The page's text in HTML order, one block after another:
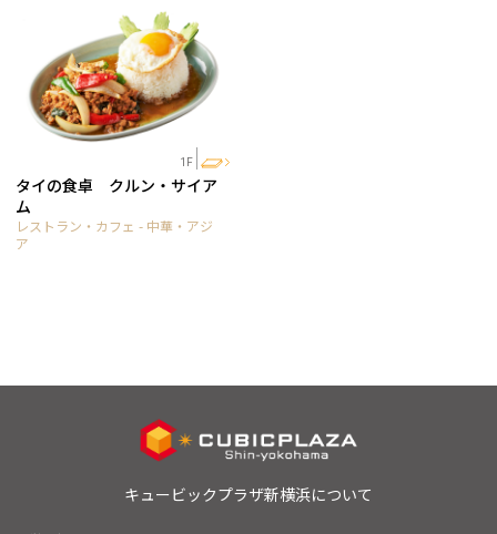
1F
タイの食卓 クルン・サイア
ム
レストラン・カフェ - 中華・アジ
ア
キュービックプラザ新横浜について